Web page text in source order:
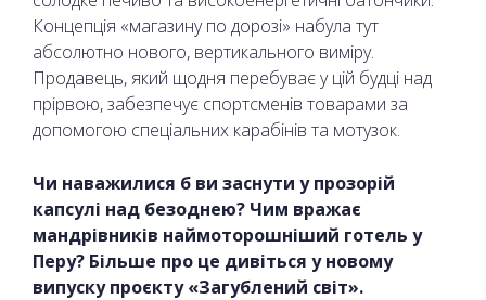
Концепція «магазину по дорозі» набула тут
абсолютно нового, вертикального виміру.
Продавець, який щодня перебуває у цій будці над
прірвою, забезпечує спортсменів товарами за
допомогою спеціальних карабінів та мотузок.
Чи наважилися б ви заснути у прозорій
капсулі над безоднею? Чим вражає
мандрівників наймоторошніший готель у
Перу? Більше про це дивіться у новому
випуску проєкту «Загублений світ».